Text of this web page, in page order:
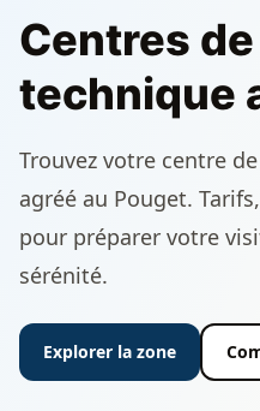
Centres
technique
Trouvez votre centre
agréé au Pouget.
pour préparer votre
sérénité.
Explorer la zone